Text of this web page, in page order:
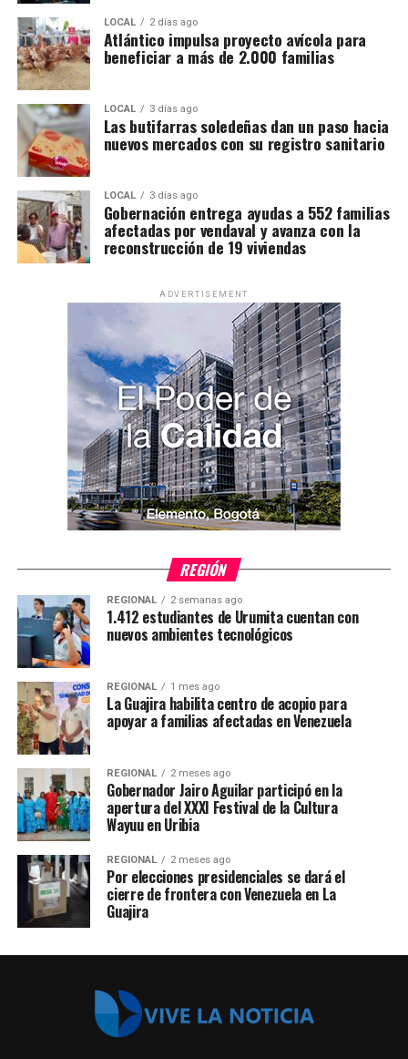
LOCAL 2 días ago
Atlántico impulsa proyecto avícola para
beneficiar a más de 2.000 familias
LOCAL 3 días ago
Las butifarras soledeñas dan un paso hacia
nuevos mercados con su registro sanitario
LOCAL 3 días ago
Gobernación entrega ayudas a 552 familias
afectadas por vendaval y avanza con la
reconstrucción de 19 viviendas
ADVERTISEMENT
REGIÓN
REGIONAL 2 semanas ago
1.412 estudiantes de Urumita cuentan con
nuevos ambientes tecnológicos
REGIONAL 1 mes ago
La Guajira habilita centro de acopio para
apoyar a familias afectadas en Venezuela
REGIONAL 2 meses ago
Gobernador Jairo Aguilar participó en la
apertura del XXXI Festival de la Cultura
Wayuu en Uribia
REGIONAL 2 meses ago
Por elecciones presidenciales se dará el
cierre de frontera con Venezuela en La
Guajira